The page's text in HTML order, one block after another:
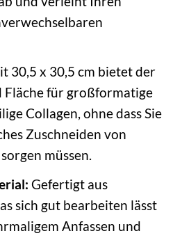
30,5 x 30,5 cm bietet der
Fläche für großformatige
Collagen, ohne dass Sie
Zuschneiden von
müssen.
Gefertigt aus
sich gut bearbeiten lässt
Anfassen und